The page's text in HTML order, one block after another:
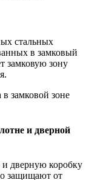
стальных
в замковый
замковую зону
замковой зоне
и дверной
дверную коробку
защищают от